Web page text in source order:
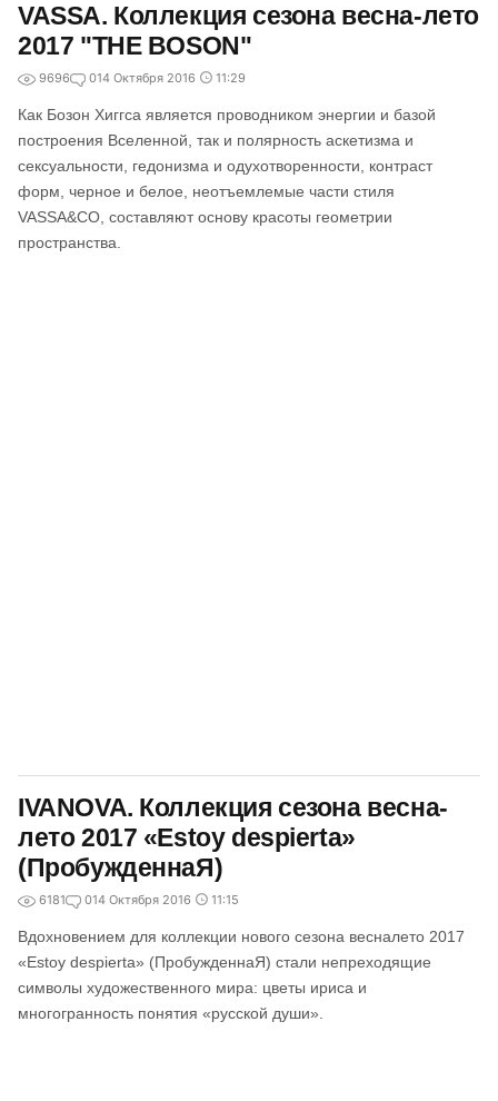
VASSA. Коллекция сезона весна-лето
2017 "THE BOSON"
9696 014 Октября 2016 11:29
Как Бозон Хиггса является проводником энергии и базой
построения Вселенной, так и полярность аскетизма и
сексуальности, гедонизма и одухотворенности, контраст
форм, черное и белое, неотъемлемые части стиля
VASSA&CO, составляют основу красоты геометрии
пространства.
IVANOVA. Коллекция сезона весна-
лето 2017 «Estoy despierta»
(ПробужденнаЯ)
6181 014 Октября 2016 11:15
Вдохновением для коллекции нового сезона весналето 2017
«Estoy despierta» (ПробужденнаЯ) стали непреходящие
символы художественного мира: цветы ириса и
многогранность понятия «русской души».